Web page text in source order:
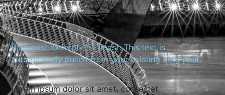
Blog post excerpt [1-2 lines]. This text is
automatically pulled from your existing blog post.
Lorem ipsum dolor sit amet, consectet